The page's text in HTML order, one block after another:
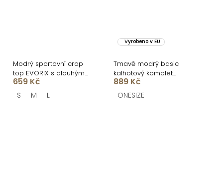
Modrý sportovní crop
top EVORIX s dlouhým
rukávem
659 Kč
S M L
Vyrobeno v EU
Tmavě modrý basic
kalhotový komplet
MYRLYN
889 Kč
ONESIZE